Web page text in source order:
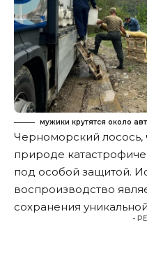
мужики крутятся около
Черноморский лосось,
природе
под особой защитой.
воспроизводство
сохранения
-